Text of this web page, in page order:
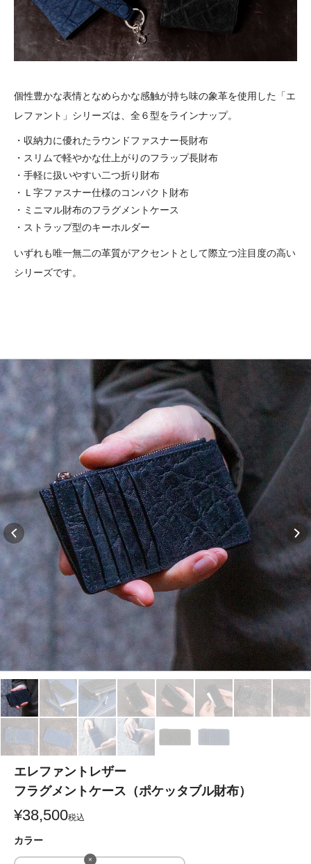
個性豊かな表情となめらかな感触が持ち味の象革を使用した「エ
レファント」シリーズは、全６型をラインナップ。
・収納力に優れたラウンドファスナー長財布
・スリムで軽やかな仕上がりのフラップ長財布
・手軽に扱いやすい二つ折り財布
・Ｌ字ファスナー仕様のコンパクト財布
・ミニマル財布のフラグメントケース
・ストラップ型のキーホルダー
いずれも唯一無二の革質がアクセントとして際立つ注目度の高い
シリーズです。
エレファントレザー
フラグメントケース（ポケッタブル財布）
¥38,500税込
カラー
×